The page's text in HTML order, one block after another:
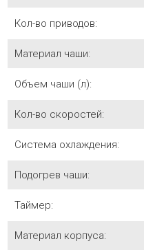
Кол-во приводов:
Материал чаши:
Объем чаши (л):
Кол-во скоростей:
Система охлаждения:
Подогрев чаши:
Таймер:
Материал корпуса: